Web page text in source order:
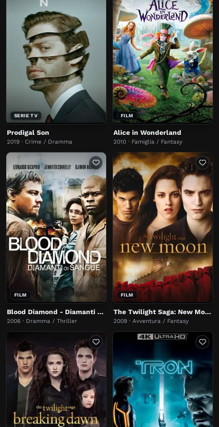
SERIE TV
Prodigal Son
2019 · Crime / Dramma
FILM
Alice in Wonderland
2010 · Famiglia / Fantasy
FILM
Blood Diamond - Diamanti di sangue
2006 · Dramma / Thriller
FILM
The Twilight Saga: New Moon
2009 · Avventura / Fantasy